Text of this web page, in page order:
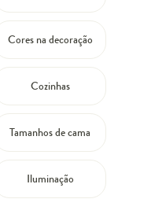
Cores na decoração
Cozinhas
Tamanhos de cama
Iluminação